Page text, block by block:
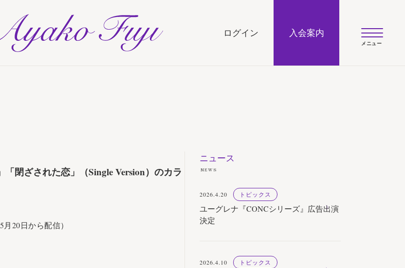
ログイン 入会案内
閉ざされた恋」（Single Version）のカラ
20日から配信）
ニュース
NEWS
2026.4.20 トピックス
ユーグレナ『CONCシリーズ』広告出演
決定
2026.4.10 トピックス